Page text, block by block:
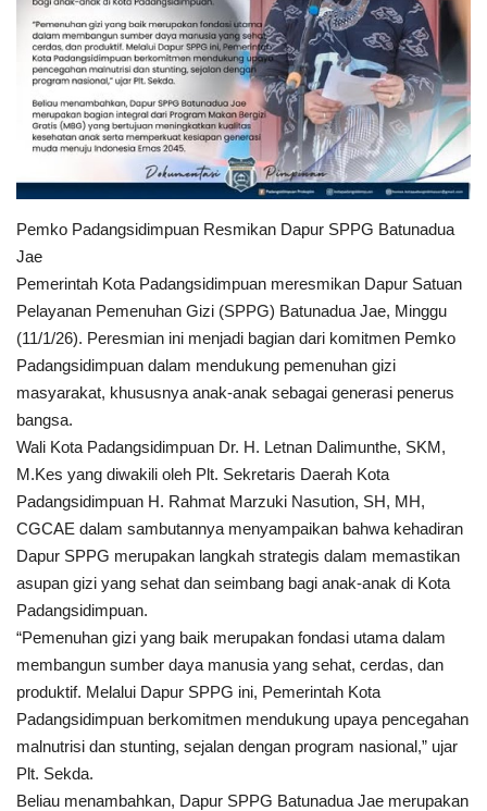
OPD
KONTAK
DANA DESA
Language
English INDONESIA INDONESIA
Pemko Padangsidimpuan Resmikan Dapur SPPG Batunadua
Jae
Pemerintah Kota Padangsidimpuan meresmikan Dapur Satuan
Pelayanan Pemenuhan Gizi (SPPG) Batunadua Jae, Minggu
(11/1/26). Peresmian ini menjadi bagian dari komitmen Pemko
Padangsidimpuan dalam mendukung pemenuhan gizi
masyarakat, khususnya anak-anak sebagai generasi penerus
bangsa.
Wali Kota Padangsidimpuan Dr. H. Letnan Dalimunthe, SKM,
M.Kes yang diwakili oleh Plt. Sekretaris Daerah Kota
Padangsidimpuan H. Rahmat Marzuki Nasution, SH, MH,
CGCAE dalam sambutannya menyampaikan bahwa kehadiran
Dapur SPPG merupakan langkah strategis dalam memastikan
asupan gizi yang sehat dan seimbang bagi anak-anak di Kota
Padangsidimpuan.
“Pemenuhan gizi yang baik merupakan fondasi utama dalam
membangun sumber daya manusia yang sehat, cerdas, dan
produktif. Melalui Dapur SPPG ini, Pemerintah Kota
Padangsidimpuan berkomitmen mendukung upaya pencegahan
malnutrisi dan stunting, sejalan dengan program nasional,” ujar
Plt. Sekda.
Beliau menambahkan, Dapur SPPG Batunadua Jae merupakan